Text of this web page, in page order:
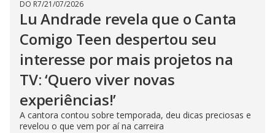
DO R7/21/07/2026
Lu Andrade revela que o Canta
Comigo Teen despertou seu
interesse por mais projetos na
TV: ‘Quero viver novas
experiências!’
A cantora contou sobre temporada, deu dicas preciosas e
revelou o que vem por aí na carreira